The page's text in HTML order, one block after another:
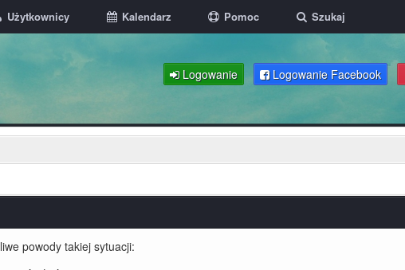
Użytkownicy Kalendarz Pomoc Szukaj
Logowanie Logowanie Facebook
powody takiej sytuacji: